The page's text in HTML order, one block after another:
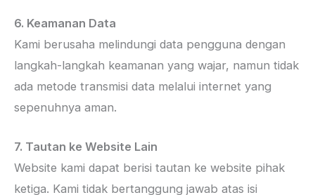
6. Keamanan Data
Kami berusaha melindungi data pengguna dengan
langkah-langkah keamanan yang wajar, namun tidak
ada metode transmisi data melalui internet yang
sepenuhnya aman.
7. Tautan ke Website Lain
Website kami dapat berisi tautan ke website pihak
ketiga. Kami tidak bertanggung jawab atas isi